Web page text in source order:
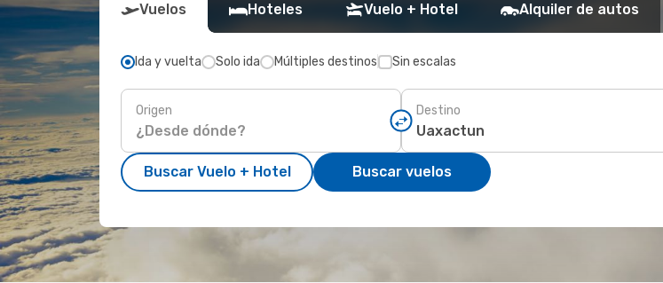
Vuelos Hoteles Vuelo + Hotel Alquiler de autos
Ida y vuelta Solo ida Múltiples destinos Sin escalas
Origen Destino
Buscar Vuelo + Hotel Buscar vuelos